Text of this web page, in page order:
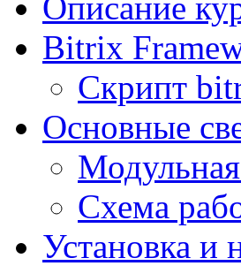
Bitrix
Скрипт
Основные
Схема
Установка и